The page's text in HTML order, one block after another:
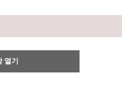
열기